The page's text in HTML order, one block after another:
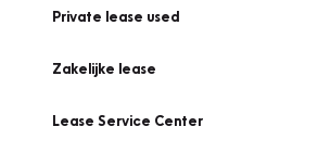
Private lease used
Zakelijke lease
Lease Service Center